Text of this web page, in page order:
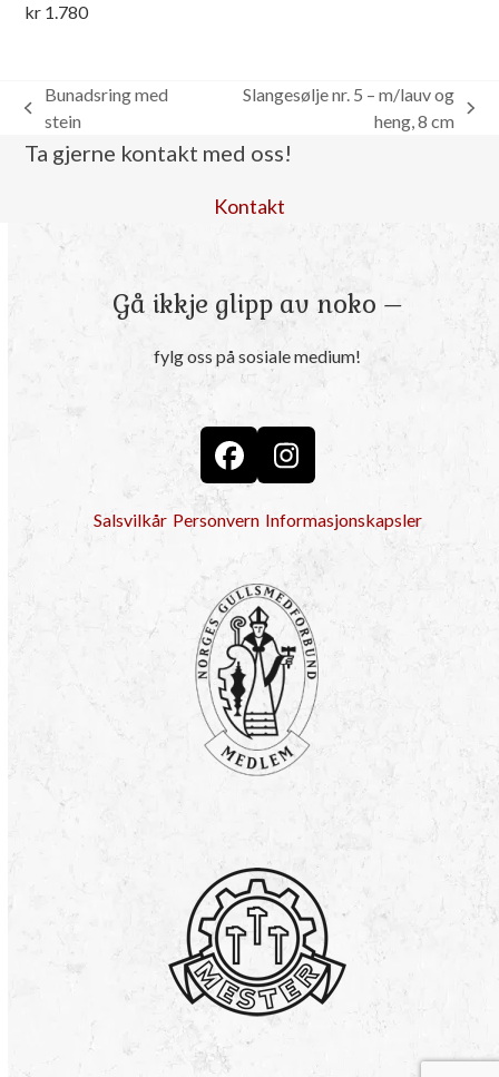
kr 1.780
previous
post:
Bunadsring med
stein
post:
Slangesølje nr. 5 – m/lauv og
heng, 8 cm
Ta gjerne kontakt med oss!
Kontakt
Gå ikkje glipp av noko –
fylg oss på sosiale medium!
FacebookInstagram
Salsvilkår Personvern Informasjonskapsler